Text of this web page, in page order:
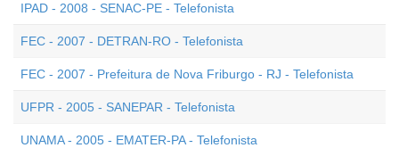
IPAD - 2008 - SENAC-PE - Telefonista
FEC - 2007 - DETRAN-RO - Telefonista
FEC - 2007 - Prefeitura de Nova Friburgo - RJ - Telefonista
UFPR - 2005 - SANEPAR - Telefonista
UNAMA - 2005 - EMATER-PA - Telefonista